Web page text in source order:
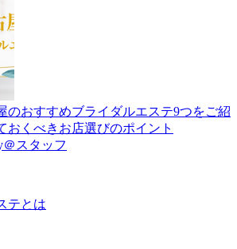
のおすすめブライダルエステ9つをご紹
おくべきお店選びのポイント
＠スタッフ
テとは